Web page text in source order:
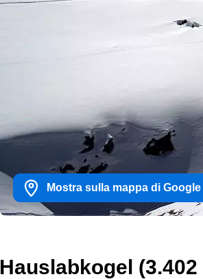
Mostra sulla mappa di Google
Hauslabkogel (3.402